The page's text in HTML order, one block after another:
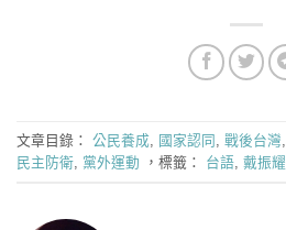
文章目錄： 公民養成 國家認同 戰後台灣
民主防衛 黨外運動 ，標籤： 台語 戴振耀